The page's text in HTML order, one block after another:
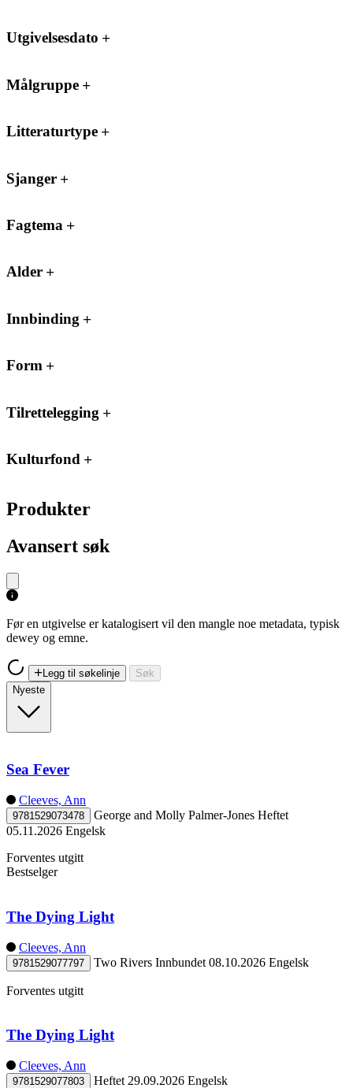
Utgivelsesdato
Målgruppe
Litteraturtype
Sjanger
Fagtema
Alder
Innbinding
Form
Tilrettelegging
Kulturfond
Produkter
Avansert søk
Før en utgivelse er katalogisert vil den mangle noe metadata, typisk
dewey og emne.
Legg til søkelinje
Søk
Nyeste
Sea Fever
Cleeves, Ann
9781529073478 George and Molly Palmer-Jones Heftet
05.11.2026 Engelsk
Forventes utgitt
Bestselger
The Dying Light
Cleeves, Ann
9781529077797 Two Rivers Innbundet 08.10.2026 Engelsk
Forventes utgitt
The Dying Light
Cleeves, Ann
9781529077803 Heftet 29.09.2026 Engelsk